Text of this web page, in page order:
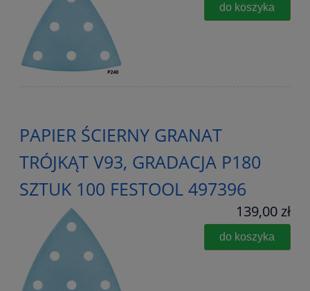
do koszyka
PAPIER ŚCIERNY GRANAT
TRÓJKĄT V93, GRADACJA P180
SZTUK 100 FESTOOL 497396
139,00 zł
do koszyka